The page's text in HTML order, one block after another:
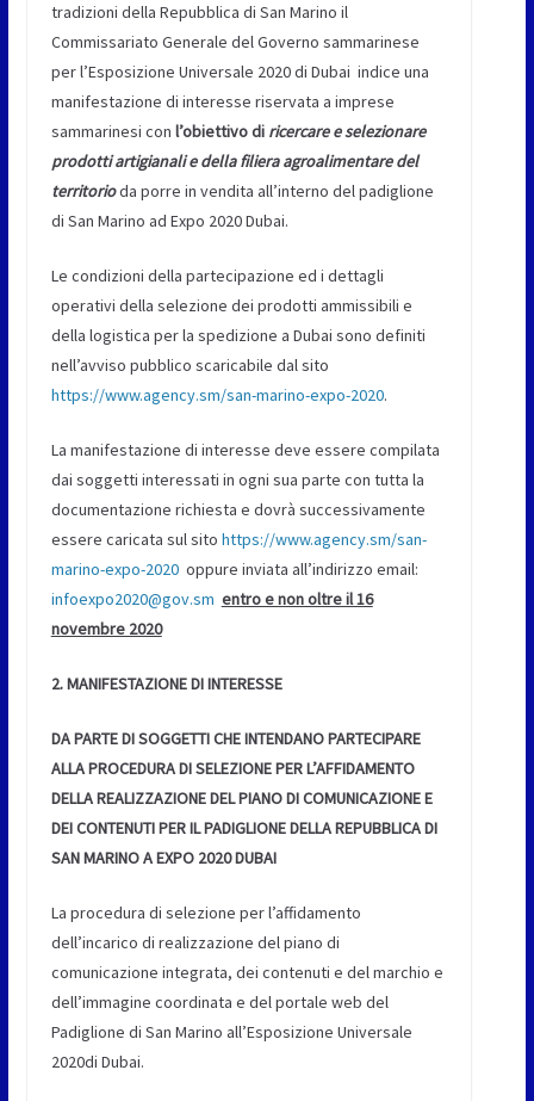
tradizioni della Repubblica di San Marino il
Commissariato Generale del Governo sammarinese
per l’Esposizione Universale 2020 di Dubai indice una
manifestazione di interesse riservata a imprese
sammarinesi con l’obiettivo di ricercare e selezionare
prodotti artigianali e della filiera agroalimentare del
territorioda porre in vendita all’interno del padiglione
di San Marino ad Expo 2020 Dubai.
Le condizioni della partecipazione ed i dettagli
operativi della selezione dei prodotti ammissibili e
della logistica per la spedizione a Dubai sono definiti
nell’avviso pubblico scaricabile dal sito
https://www.agency.sm/san-marino-expo-2020.
La manifestazione di interesse deve essere compilata
dai soggetti interessati in ogni sua parte con tutta la
documentazione richiesta e dovrà successivamente
essere caricata sul sito https://www.agency.sm/san-
marino-expo-2020oppure inviata all’indirizzo email:
infoexpo2020@gov.sm entro e non oltre il 16
novembre 2020
2. MANIFESTAZIONE DI INTERESSE
DA PARTE DI SOGGETTI CHE INTENDANO PARTECIPARE
ALLA PROCEDURA DI SELEZIONE PER L’AFFIDAMENTO
DELLA REALIZZAZIONE DEL PIANO DI COMUNICAZIONE E
DEI CONTENUTI PER IL PADIGLIONE DELLA REPUBBLICA DI
SAN MARINO A EXPO 2020 DUBAI
La procedura di selezione per l’affidamento
dell’incarico di realizzazione del piano di
comunicazione integrata, dei contenuti e del marchio e
dell’immagine coordinata e del portale web del
Padiglione di San Marino all’Esposizione Universale
2020di Dubai.